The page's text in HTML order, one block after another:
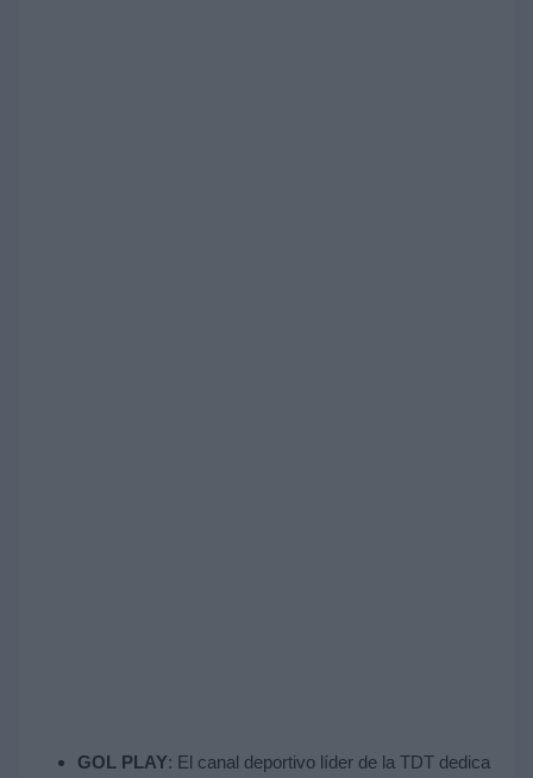
GOL PLAY: El canal deportivo líder de la TDT dedica